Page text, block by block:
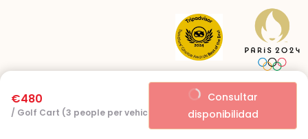
€480
/ Golf Cart (3 people per vehicle)
Consultar
disponibilidad
© 2025 Paris by Golf Cart. All Rights Reserved.